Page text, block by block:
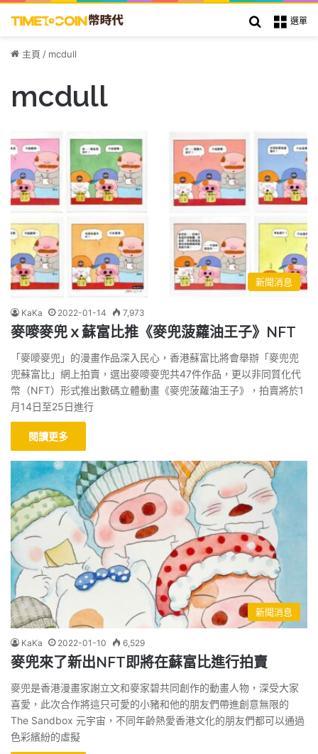
選單
搜索
主頁 / mcdull
mcdull
新聞消息
KaKa 2022-01-14 7,973
麥嘜麥兜ｘ蘇富比推《麥兜菠蘿油王子》NFT
「麥嘜麥兜」的漫畫作品深入民心，香港蘇富比將會舉辦「麥兜兜
兜蘇富比」網上拍賣，選出麥嘜麥兜共47件作品，更以非同質化代
幣（NFT）形式推出數碼立體動畫《麥兜菠蘿油王子》，拍賣將於1
月14日至25日進行
閱讀更多
新聞消息
KaKa 2022-01-10 6,529
麥兜來了新出NFT即將在蘇富比進行拍賣
麥兜是香港漫畫家謝立文和麥家碧共同創作的動畫人物，深受大家
喜愛，此次合作將這只可愛的小豬和他的朋友們帶進創意無限的
The Sandbox 元宇宙，不同年齡熱愛香港文化的朋友們都可以通過
色彩繽紛的虛擬